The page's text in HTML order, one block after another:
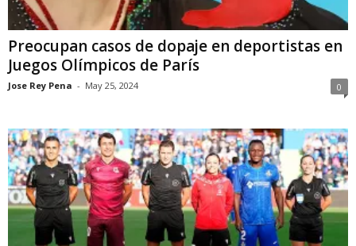
Preocupan casos de dopaje en deportistas en
Juegos Olímpicos de París
Jose Rey Pena - May 25, 2024 0